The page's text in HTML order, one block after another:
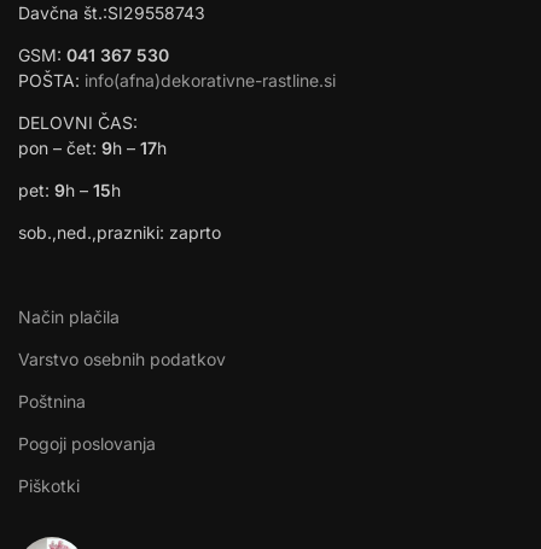
Davčna št.:SI29558743
GSM: 041 367 530
POŠTA: info(afna)dekorativne-rastline.si
DELOVNI ČAS:
pon – čet: 9h – 17h
pet: 9h – 15h
sob.,ned.,prazniki: zaprto
Način plačila
Varstvo osebnih podatkov
Poštnina
Pogoji poslovanja
Piškotki